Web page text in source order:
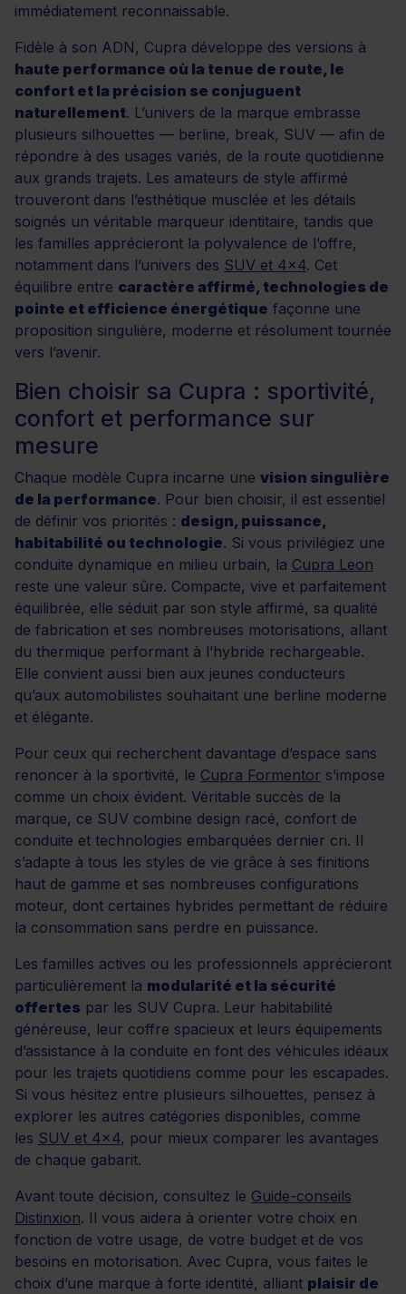
immédiatement reconnaissable.
Fidèle à son ADN, Cupra développe des versions à
haute performance où la tenue de route, le
confort et la précision se conjuguent
naturellement. L’univers de la marque embrasse
plusieurs silhouettes — berline, break, SUV — afin de
répondre à des usages variés, de la route quotidienne
aux grands trajets. Les amateurs de style affirmé
trouveront dans l’esthétique musclée et les détails
soignés un véritable marqueur identitaire, tandis que
les familles apprécieront la polyvalence de l’offre,
notamment dans l’univers des SUV et 4x4. Cet
équilibre entre caractère affirmé, technologies de
pointe et efficience énergétique façonne une
proposition singulière, moderne et résolument tournée
vers l’avenir.
Bien choisir sa Cupra : sportivité,
confort et performance sur
mesure
Chaque modèle Cupra incarne une vision singulière
de la performance. Pour bien choisir, il est essentiel
de définir vos priorités : design, puissance,
habitabilité ou technologie. Si vous privilégiez une
conduite dynamique en milieu urbain, la Cupra Leon
reste une valeur sûre. Compacte, vive et parfaitement
équilibrée, elle séduit par son style affirmé, sa qualité
de fabrication et ses nombreuses motorisations, allant
du thermique performant à l’hybride rechargeable.
Elle convient aussi bien aux jeunes conducteurs
qu’aux automobilistes souhaitant une berline moderne
et élégante.
Pour ceux qui recherchent davantage d’espace sans
renoncer à la sportivité, le Cupra Formentor s’impose
comme un choix évident. Véritable succès de la
marque, ce SUV combine design racé, confort de
conduite et technologies embarquées dernier cri. Il
s’adapte à tous les styles de vie grâce à ses finitions
haut de gamme et ses nombreuses configurations
moteur, dont certaines hybrides permettant de réduire
la consommation sans perdre en puissance.
Les familles actives ou les professionnels apprécieront
particulièrement la modularité et la sécurité
offertes par les SUV Cupra. Leur habitabilité
généreuse, leur coffre spacieux et leurs équipements
d’assistance à la conduite en font des véhicules idéaux
pour les trajets quotidiens comme pour les escapades.
Si vous hésitez entre plusieurs silhouettes, pensez à
explorer les autres catégories disponibles, comme
les SUV et 4x4, pour mieux comparer les avantages
de chaque gabarit.
Avant toute décision, consultez le Guide-conseils
Distinxion. Il vous aidera à orienter votre choix en
fonction de votre usage, de votre budget et de vos
besoins en motorisation. Avec Cupra, vous faites le
choix d’une marque à forte identité, alliant plaisir de